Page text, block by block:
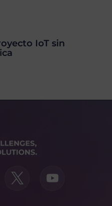
IoT sin